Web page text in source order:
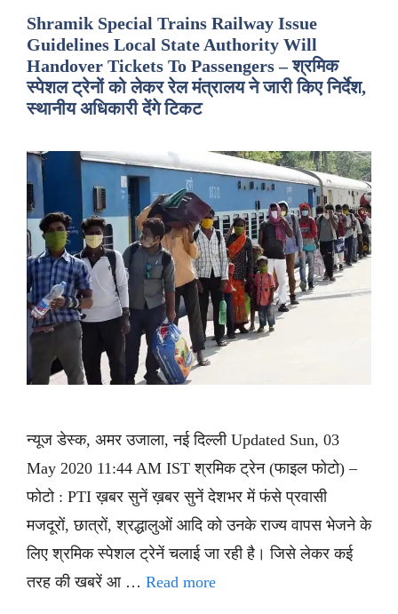
Shramik Special Trains Railway Issue
Guidelines Local State Authority Will
Handover Tickets To Passengers – श्रमिक
स्पेशल ट्रेनों को लेकर रेल मंत्रालय ने जारी किए निर्देश,
स्थानीय अधिकारी देंगे टिकट
न्यूज डेस्क, अमर उजाला, नई दिल्ली Updated Sun, 03
May 2020 11:44 AM IST श्रमिक ट्रेन (फाइल फोटो) –
फोटो : PTI ख़बर सुनें ख़बर सुनें देशभर में फंसे प्रवासी
मजदूरों, छात्रों, श्रद्धालुओं आदि को उनके राज्य वापस भेजने के
लिए श्रमिक स्पेशल ट्रेनें चलाई जा रही है। जिसे लेकर कई
तरह की खबरें आ … Read more